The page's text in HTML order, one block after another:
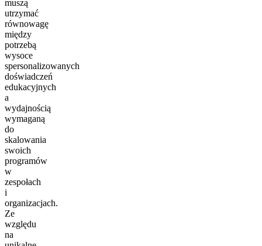
muszą
utrzymać
równowagę
między
potrzebą
wysoce
spersonalizowanych
doświadczeń
edukacyjnych
a
wydajnością
wymaganą
do
skalowania
swoich
programów
w
zespołach
i
organizacjach.
Ze
względu
na